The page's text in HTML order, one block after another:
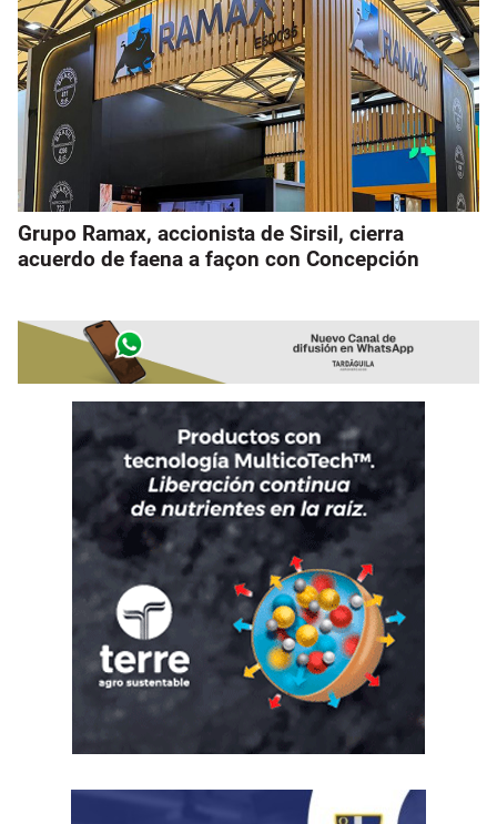
Grupo Ramax, accionista de Sirsil, cierra
acuerdo de faena a façon con Concepción